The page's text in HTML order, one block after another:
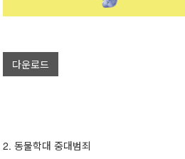
다운로드
2. 동물학대 중대범죄